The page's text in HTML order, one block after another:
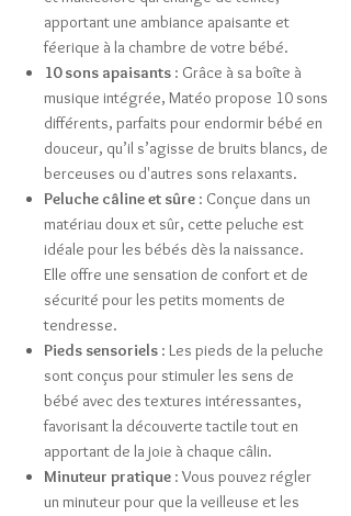
apportant une ambiance apaisante et
féerique à la chambre de votre bébé.
10 sons apaisants : Grâce à sa boîte à
musique intégrée, Matéo propose 10 sons
différents, parfaits pour endormir bébé en
douceur, qu’il s’agisse de bruits blancs, de
berceuses ou d'autres sons relaxants.
Peluche câline et sûre : Conçue dans un
matériau doux et sûr, cette peluche est
idéale pour les bébés dès la naissance.
Elle offre une sensation de confort et de
sécurité pour les petits moments de
tendresse.
Pieds sensoriels : Les pieds de la peluche
sont conçus pour stimuler les sens de
bébé avec des textures intéressantes,
favorisant la découverte tactile tout en
apportant de la joie à chaque câlin.
Minuteur pratique : Vous pouvez régler
un minuteur pour que la veilleuse et les